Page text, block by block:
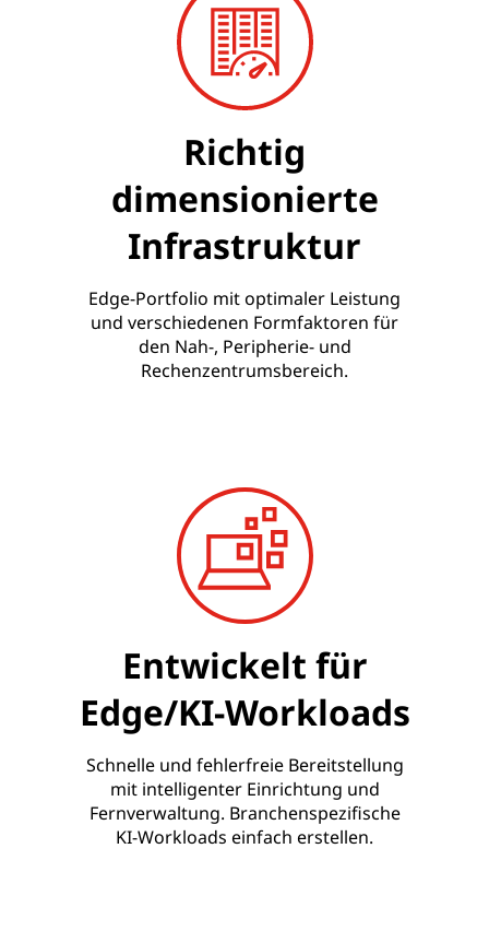
Richtig
dimensionierte
Infrastruktur
Edge-Portfolio mit optimaler Leistung
und verschiedenen Formfaktoren für
den Nah-, Peripherie- und
Rechenzentrumsbereich.
Entwickelt für
Edge/KI-Workloads
Schnelle und fehlerfreie Bereitstellung
mit intelligenter Einrichtung und
Fernverwaltung. Branchenspezifische
KI-Workloads einfach erstellen.